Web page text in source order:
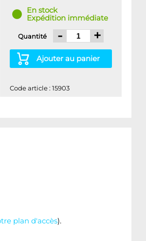
En stock
Expédition immédiate
Quantité - +
Ajouter au panier
Code article : 15903
plan d'accès).